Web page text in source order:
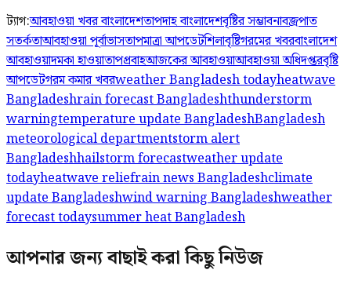
ট্যাগ:আবহাওয়া খবর বাংলাদেশতাপদাহ বাংলাদেশবৃষ্টির সম্ভাবনাবজ্রপাত
সতর্কতাআবহাওয়া পূর্বাভাসতাপমাত্রা আপডেটশিলাবৃষ্টিগরমের খবরবাংলাদেশ
আবহাওয়াদমকা হাওয়াতাপপ্রবাহআজকের আবহাওয়াআবহাওয়া অধিদপ্তরবৃষ্টি
আপডেটগরম কমার খবরweather Bangladesh todayheatwave
Bangladeshrain forecast Bangladeshthunderstorm
warningtemperature update BangladeshBangladesh
meteorological departmentstorm alert
Bangladeshhailstorm forecastweather update
todayheatwave reliefrain news Bangladeshclimate
update Bangladeshwind warning Bangladeshweather
forecast todaysummer heat Bangladesh
আপনার জন্য বাছাই করা কিছু নিউজ